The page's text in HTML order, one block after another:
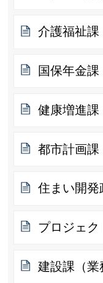
介護福祉課
国保年金課
健康増進課
都市計画課
住まい開発
プロジェク
建設課（業